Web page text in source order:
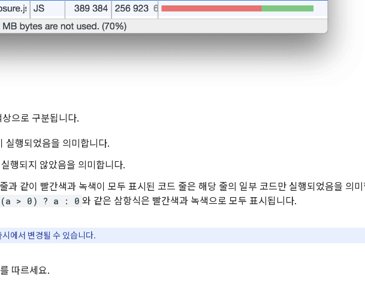
으로 구분됩니다.
실행되었음을 의미합니다.
행되지 않았음을 의미합니다.
과 같이 빨간색과 녹색이 모두 표시된 코드 줄은 해당 줄의 일부 코드만 실행되었음을 의
> 0) ? a : 0 와 같은 삼항식은 빨간색과 녹색으로 모두 표시됩니다.
에서 변경될 수 있습니다.
따르세요.